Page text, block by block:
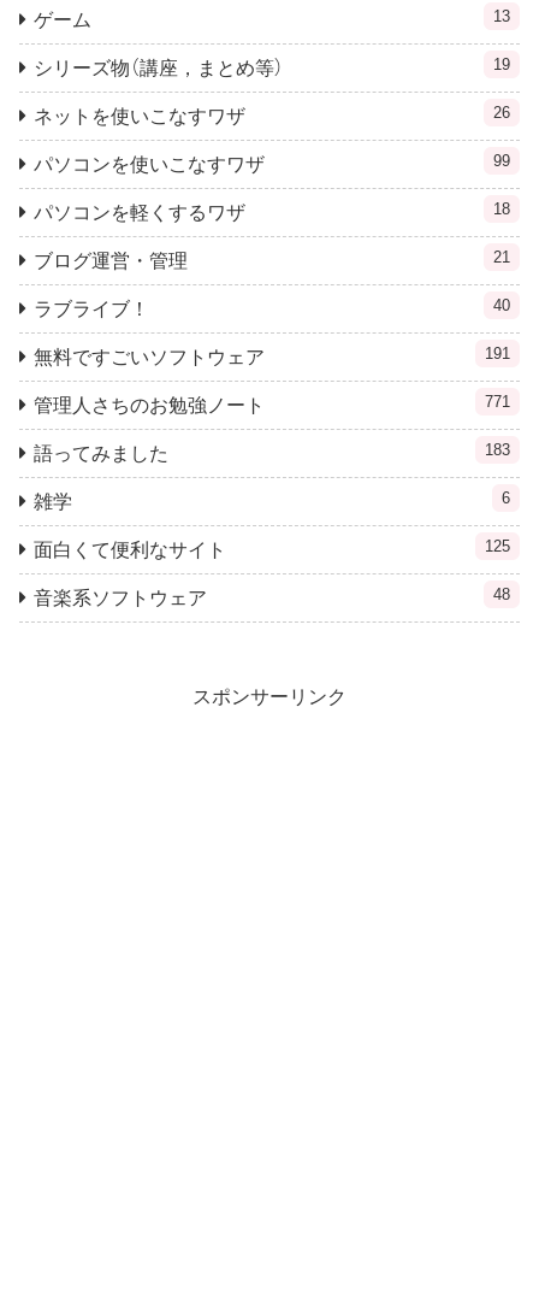
ゲーム 13
シリーズ物（講座，まとめ等） 19
ネットを使いこなすワザ 26
パソコンを使いこなすワザ 99
パソコンを軽くするワザ 18
ブログ運営・管理 21
ラブライブ！ 40
無料ですごいソフトウェア 191
管理人さちのお勉強ノート 771
語ってみました 183
雑学 6
面白くて便利なサイト 125
音楽系ソフトウェア 48
スポンサーリンク